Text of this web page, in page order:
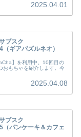
2025.04.01
ブスク
ギアパズルネオ）
】を利用中。10回目の
おもちゃを紹介します。今
2025.04.08
ブスク
（パンケーキ＆カフェ